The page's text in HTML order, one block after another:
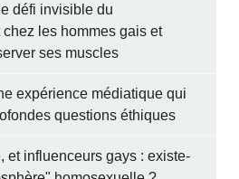
défi invisible du
les hommes gais et
ses muscles
expérience médiatique qui
questions éthiques
et influenceurs gays : existe-